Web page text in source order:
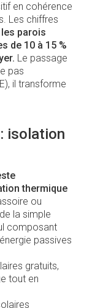
en cohérence
Les chiffres
les parois
de 10 à 15 %
Le passage
pas
il transforme
isolation
thermique
ou
la simple
composant
passives
gratuits,
tout en